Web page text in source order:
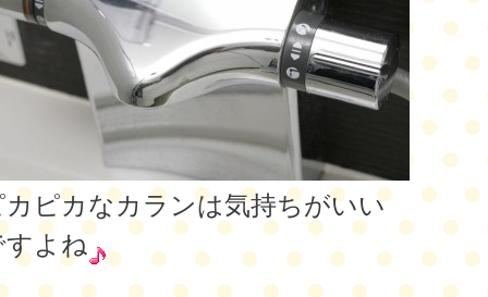
カピカなカランは気持ちがいい
すよね